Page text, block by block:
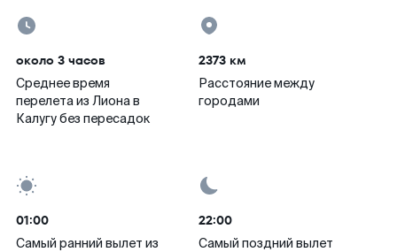
около 3 часов
Среднее время
перелета из Лиона в
Калугу без пересадок
2373 км
Расстояние между
городами
01:00
Самый ранний вылет из
22:00
Самый поздний вылет